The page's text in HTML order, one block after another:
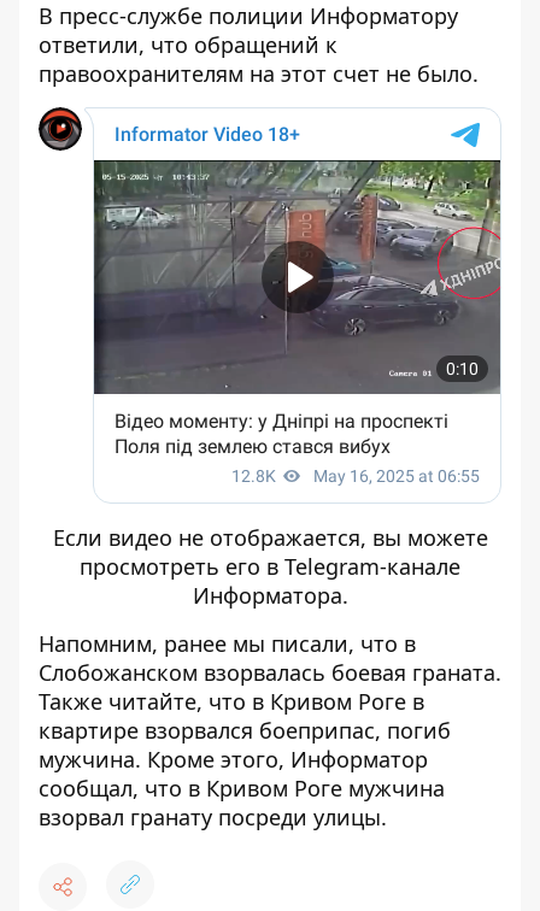
В пресс-службе полиции Информатору
ответили, что обращений к
правоохранителям на этот счет не было.
Если видео не отображается, вы можете
просмотреть его в Telegram-канале
Информатора.
Напомним, ранее мы писали, что в
Слобожанском взорвалась боевая граната.
Также читайте, что в Кривом Роге в
квартире взорвался боеприпас, погиб
мужчина. Кроме этого, Информатор
сообщал, что в Кривом Роге мужчина
взорвал гранату посреди улицы.